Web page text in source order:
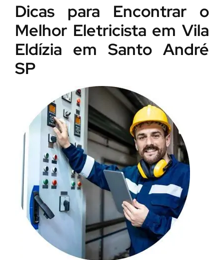
Dicas para Encontrar o
Melhor Eletricista em Vila
Eldízia em Santo André
SP